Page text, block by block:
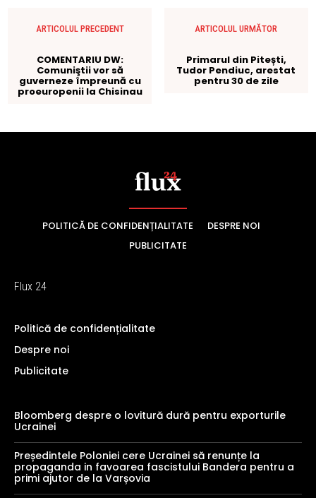
POLITICĂ DE CONFIDENȚIALITATE
DESPRE NOI
PUBLICITATE
Flux 24
Politică de confidențialitate
Despre noi
Publicitate
Bloomberg despre o lovitură dură pentru exporturile
Ucrainei
Președintele Poloniei cere Ucrainei să renunțe la
propaganda in favoarea fascistului Bandera pentru a
primi ajutor de la Varșovia